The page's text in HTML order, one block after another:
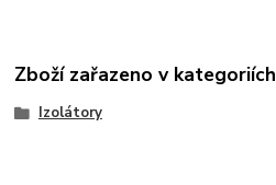
Zboží zařazeno v kategoriích
Izolátory